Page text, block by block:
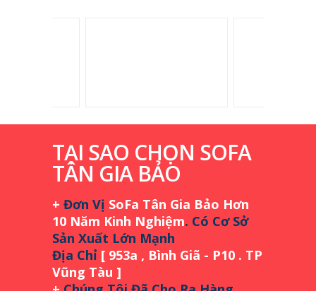
TẠI SAO CHỌN SOFA
TÂN GIA BẢO
+ Đơn Vị SoFa Tân Gia Bảo Hơn
10 Năm Kinh Nghiệm. Có Cơ Sở
Sản Xuất Lớn Mạnh
Địa Chỉ [ 953a , Bình Giã - P10 . TP
Vũng Tàu ]